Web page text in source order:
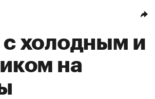
с холодным и
на